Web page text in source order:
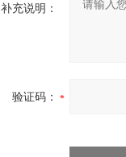
补充说明：
验证码：